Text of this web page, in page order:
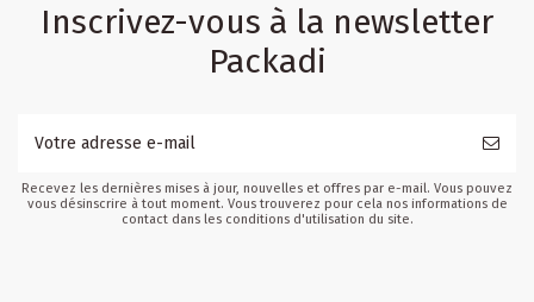
Inscrivez-vous à la newsletter
Packadi
Recevez les dernières mises à jour, nouvelles et offres par e-mail. Vous pouvez
vous désinscrire à tout moment. Vous trouverez pour cela nos informations de
contact dans les conditions d'utilisation du site.